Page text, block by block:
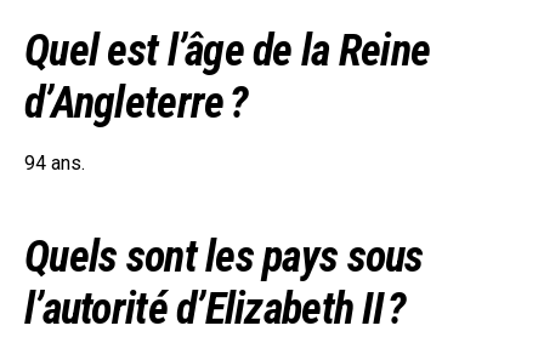
Quel est l’âge de la Reine
d’Angleterre ?
94 ans.
Quels sont les pays sous
l’autorité d’Elizabeth II?